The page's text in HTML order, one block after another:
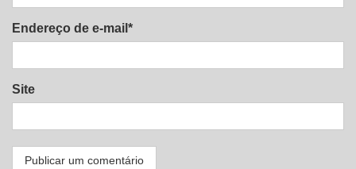
Endereço de e-mail*
Site